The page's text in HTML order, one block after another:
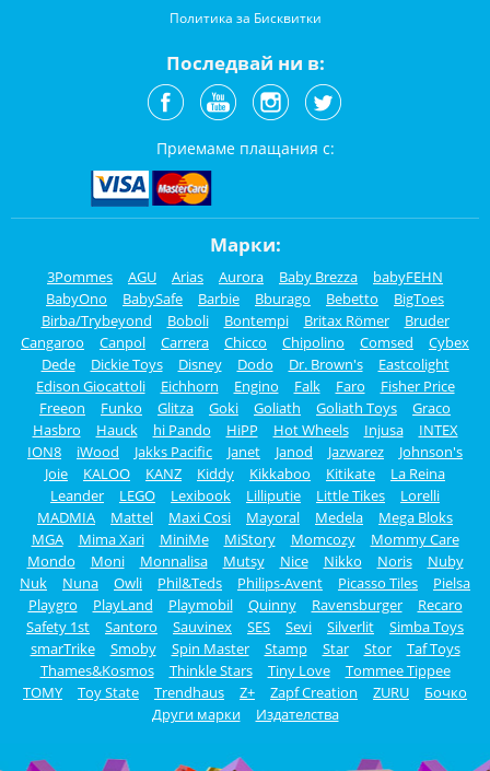
Политика за Бисквитки
Последвай ни в:
Приемаме плащания с:
Марки:
3Pommes AGU Arias Aurora Baby Brezza
babyFEHN
BabyOno
BabySafe Barbie Bburago Bebetto
BigToes
Birba/Trybeyond
Boboli Bontempi Britax Römer
Bruder
Cangaroo
Canpol Carrera Chicco Chipolino Comsed
Cybex
Dede
Dickie Toys Disney Dodo Dr. Brown's
Eastcolight
Edison Giocattoli
Eichhorn Engino Falk Faro
Fisher Price
Freeon
Funko Glitza Goki Goliath Goliath Toys
Graco
Hasbro
Hauck hi Pando HiPP Hot Wheels Injusa
INTEX
ION8
iWood Jakks Pacific Janet Janod Jazwarez
Johnson's
Joie
KALOO KANZ Kiddy Kikkaboo Kitikate
La Reina
Leander
LEGO Lexibook Lilliputie Little Tikes
Lorelli
MADMIA
Mattel Maxi Cosi Mayoral Medela
Mega Bloks
MGA
Mima Xari MiniMe MiStory Momcozy
Mommy Care
Mondo
Moni Monnalisa Mutsy Nice Nikko Noris
Nuby
Nuk
Nuna Owli Phil&Teds Philips-Avent Picasso Tiles
Pielsa
Playgro
PlayLand Playmobil Quinny Ravensburger
Recaro
Safety 1st
Santoro Sauvinex SES Sevi Silverlit
Simba Toys
smarTrike
Smoby Spin Master Stamp Star Stor
Taf Toys
Thames&Kosmos
Thinkle Stars Tiny Love
Tommee Tippee
TOMY
Toy State Trendhaus Z+ Zapf Creation ZURU
Бочко
Други марки
Издателства